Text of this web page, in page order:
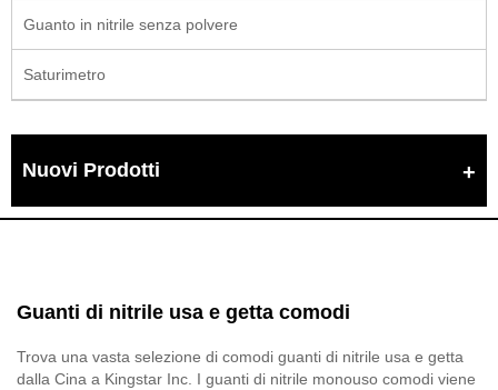
Guanto in nitrile senza polvere
Saturimetro
Nuovi Prodotti
Guanti di nitrile usa e getta comodi
Trova una vasta selezione di comodi guanti di nitrile usa e getta
dalla Cina a Kingstar Inc. I guanti di nitrile monouso comodi viene